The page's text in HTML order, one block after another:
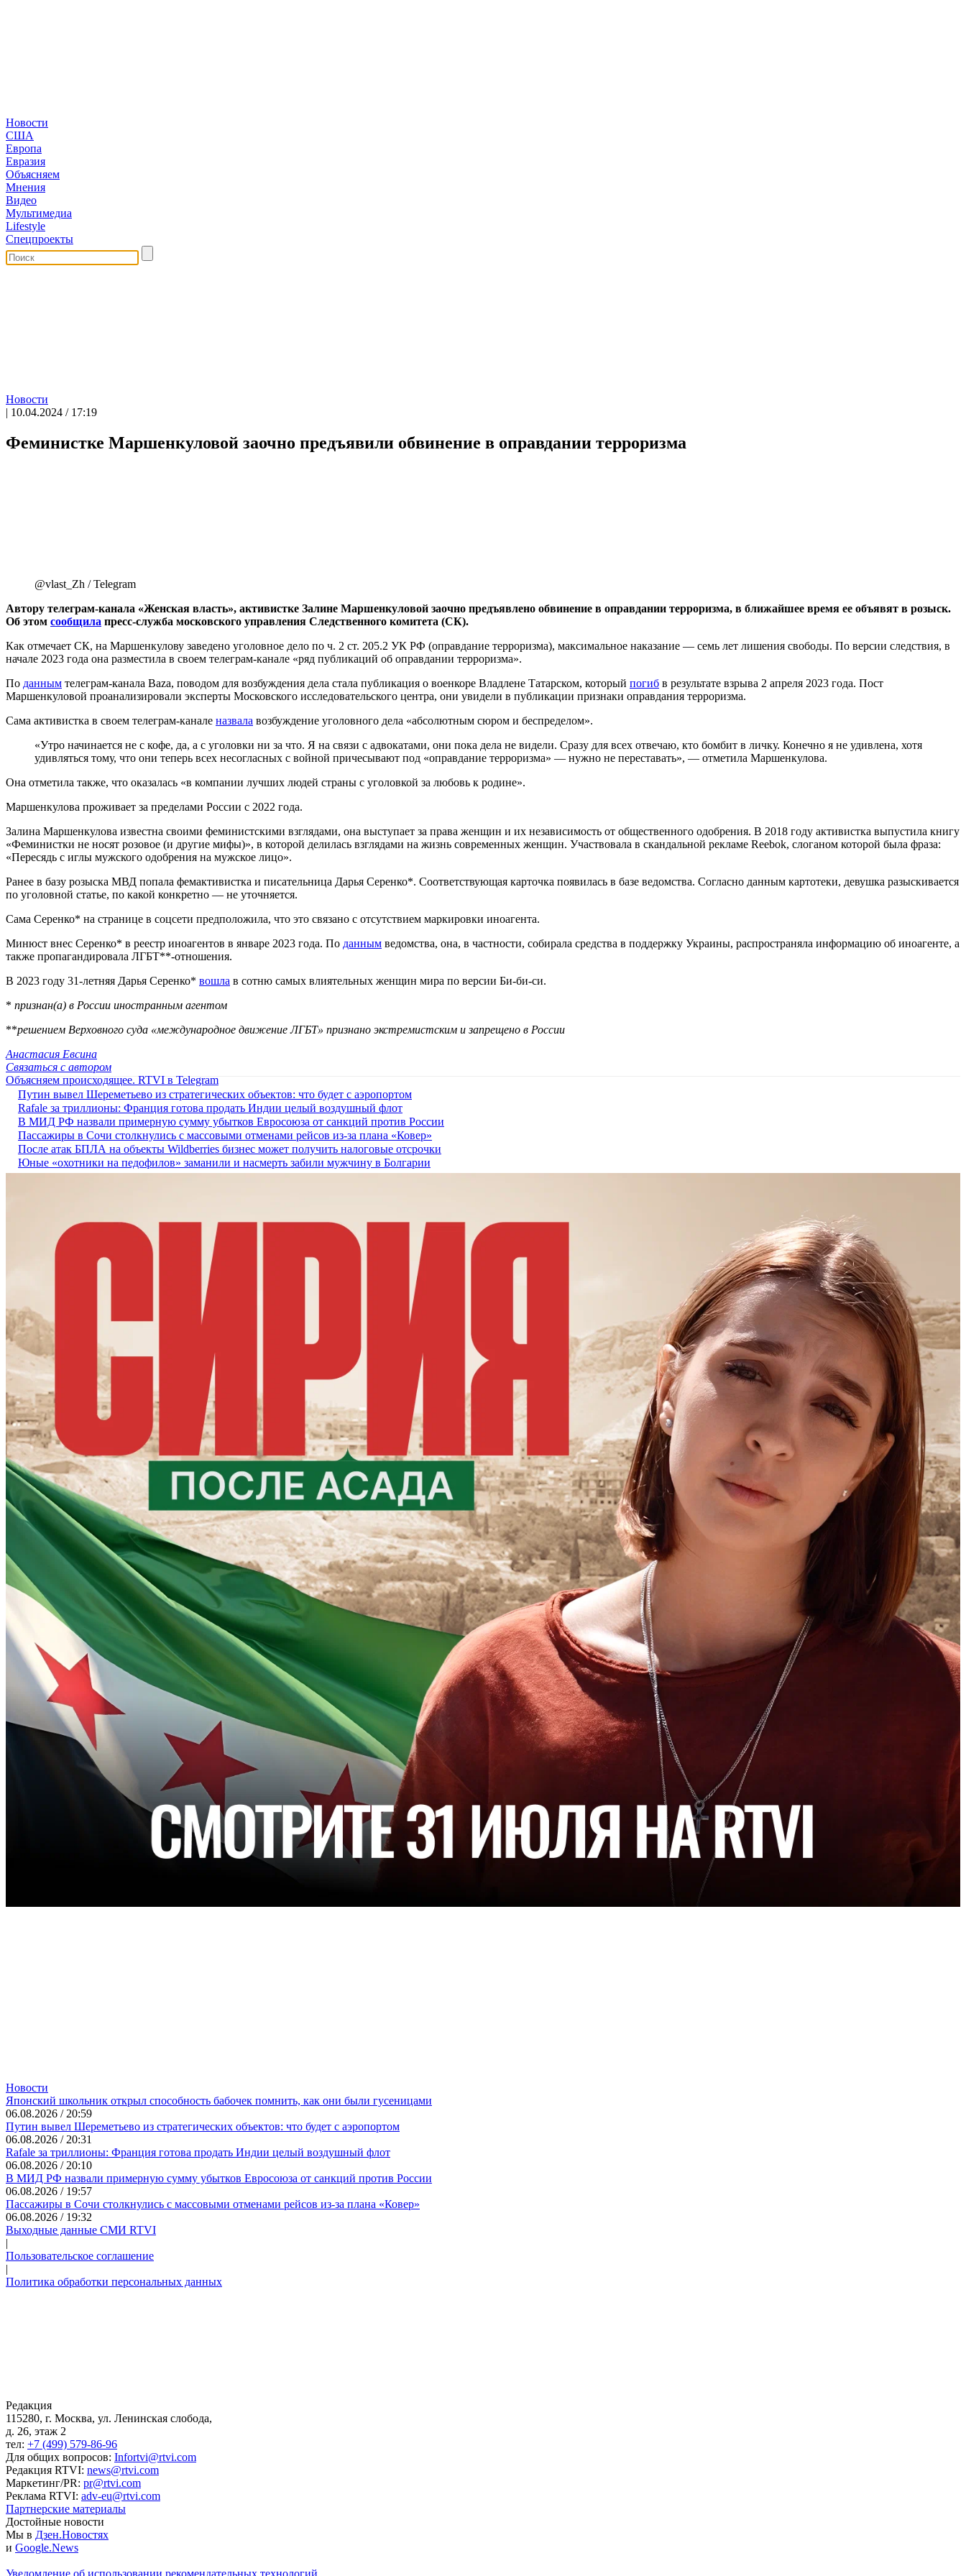
Новости
США
Европа
Евразия
Объясняем
Мнения
Видео
Мультимедиа
Lifestyle
Спецпроекты
Новости
| 10.04.2024 / 17:19
Феминистке Маршенкуловой заочно предъявили обвинение в оправдании терроризма
@vlast_Zh / Telegram
Автору телеграм-канала «Женская власть», активистке Залине Маршенкуловой заочно предъявлено обвинение в оправдании терроризма, в ближайшее время ее объявят в розыск.
Об этом сообщила пресс-служба московского управления Следственного комитета (СК).
Как отмечает СК, на Маршенкулову заведено уголовное дело по ч. 2 ст. 205.2 УК РФ (оправдание терроризма), максимальное наказание — семь лет лишения свободы. По версии следствия, в
начале 2023 года она разместила в своем телеграм-канале «ряд публикаций об оправдании терроризма».
По данным телеграм-канала Baza, поводом для возбуждения дела стала публикация о военкоре Владлене Татарском, который погиб в результате взрыва 2 апреля 2023 года. Пост
Маршенкуловой проанализировали эксперты Московского исследовательского центра, они увидели в публикации признаки оправдания терроризма.
Сама активистка в своем телеграм-канале назвала возбуждение уголовного дела «абсолютным сюром и беспределом».
«Утро начинается не с кофе, да, а с уголовки ни за что. Я на связи с адвокатами, они пока дела не видели. Сразу для всех отвечаю, кто бомбит в личку. Конечно я не удивлена, хотя
удивляться тому, что они теперь всех несогласных с войной причесывают под «оправдание терроризма» — нужно не переставать», — отметила Маршенкулова.
Она отметила также, что оказалась «в компании лучших людей страны с уголовкой за любовь к родине».
Маршенкулова проживает за пределами России с 2022 года.
Залина Маршенкулова известна своими феминистскими взглядами, она выступает за права женщин и их независимость от общественного одобрения. В 2018 году активистка выпустила книгу
«Феминистки не носят розовое (и другие мифы)», в которой делилась взглядами на жизнь современных женщин. Участвовала в скандальной рекламе Reebok, слоганом которой была фраза:
«Пересядь с иглы мужского одобрения на мужское лицо».
Ранее в базу розыска МВД попала фемактивистка и писательница Дарья Серенко*. Соответствующая карточка появилась в базе ведомства. Согласно данным картотеки, девушка разыскивается
по уголовной статье, по какой конкретно — не уточняется.
Сама Серенко* на странице в соцсети предположила, что это связано с отсутствием маркировки иноагента.
Минюст внес Серенко* в реестр иноагентов в январе 2023 года. По данным ведомства, она, в частности, собирала средства в поддержку Украины, распространяла информацию об иноагенте, а
также пропагандировала ЛГБТ**-отношения.
В 2023 году 31-летняя Дарья Серенко* вошла в сотню самых влиятельных женщин мира по версии Би-би-си.
* признан(а) в России иностранным агентом
**решением Верховного суда «международное движение ЛГБТ» признано экстремистским и запрещено в России
Анастасия Евсина
Связаться с автором
Объясняем происходящее. RTVI в Telegram
Путин вывел Шереметьево из стратегических объектов: что будет с аэропортом
Rafale за триллионы: Франция готова продать Индии целый воздушный флот
В МИД РФ назвали примерную сумму убытков Евросоюза от санкций против России
Пассажиры в Сочи столкнулись с массовыми отменами рейсов из-за плана «Ковер»
После атак БПЛА на объекты Wildberries бизнес может получить налоговые отсрочки
Юные «охотники на педофилов» заманили и насмерть забили мужчину в Болгарии
Новости
Японский школьник открыл способность бабочек помнить, как они были гусеницами
06.08.2026 / 20:59
Путин вывел Шереметьево из стратегических объектов: что будет с аэропортом
06.08.2026 / 20:31
Rafale за триллионы: Франция готова продать Индии целый воздушный флот
06.08.2026 / 20:10
В МИД РФ назвали примерную сумму убытков Евросоюза от санкций против России
06.08.2026 / 19:57
Пассажиры в Сочи столкнулись с массовыми отменами рейсов из-за плана «Ковер»
06.08.2026 / 19:32
Выходные данные СМИ RTVI
|
Пользовательское соглашение
|
Политика обработки персональных данных
Редакция
115280, г. Москва, ул. Ленинская слобода,
д. 26, этаж 2
тел: +7 (499) 579-86-96
Для общих вопросов: Infortvi@rtvi.com
Редакция RTVI: news@rtvi.com
Маркетинг/PR: pr@rtvi.com
Реклама RTVI: adv-eu@rtvi.com
Партнерские материалы
Достойные новости
Мы в Дзен.Новостях
и Google.News